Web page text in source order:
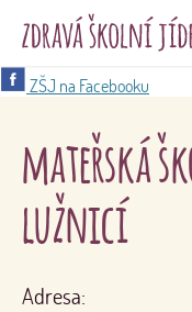
ZŠJ na Facebooku
mateřská
lužnicí
Adresa: